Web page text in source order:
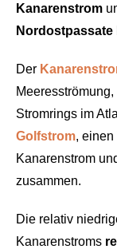
Kanarenstrom
Nordostpassate
Der
Stromrings im
Golfstrom, einen
Kanarenstrom
zusammen.
Die relativ
Kanarenstroms